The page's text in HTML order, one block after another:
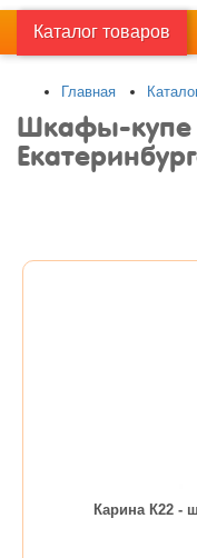
Каталог товаров
Главная
Шкафы-
Карина К22 -